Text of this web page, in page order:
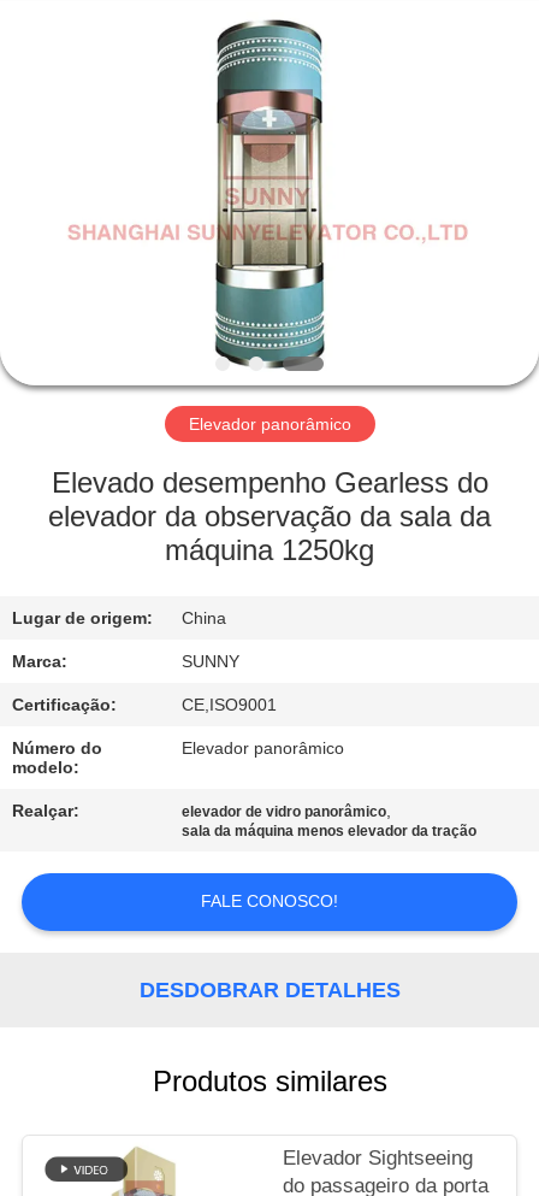
SOBRE
NÓS
EXCURSÃO
CONTROLE
DA
QUALIDADE
CONTACTE-
NOS
UMAS
CITAÇÕES
SITE
Elevador panorâmico
Elevado desempenho Gearless do
elevador da observação da sala da
máquina 1250kg
Lugar de origem: China
Marca: SUNNY
Certificação: CE,ISO9001
Número do
modelo:
Elevador panorâmico
Realçar: elevador de vidro panorâmico,
sala da máquina menos elevador da tração
FALE CONOSCO!
DESDOBRAR DETALHES
Produtos similares
Elevador Sightseeing
do passageiro da porta